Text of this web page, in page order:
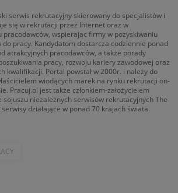
serwis rekrutacyjny skierowany do specjalistów i
się w rekrutacji przez Internet oraz w
pracodawców, wspierając firmy w pozyskiwaniu
do pracy. Kandydatom dostarcza codziennie ponad
atrakcyjnych pracodawców, a także porady
pracy, rozwoju kariery zawodowej oraz
kwalifikacji. Portal powstał w 2000r. i należy do
wiodących marek na rynku rekrutacji on-
Pracuj.pl jest także członkiem-założycielem
sojuszu niezależnych serwisów rekrutacyjnych The
działające w ponad 70 krajach świata.